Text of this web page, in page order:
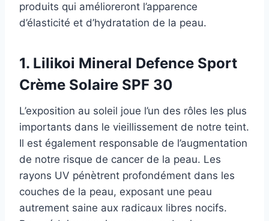
produits qui amélioreront l’apparence
d’élasticité et d’hydratation de la peau.
1. Lilikoi Mineral Defence Sport
Crème Solaire SPF 30
L’exposition au soleil joue l’un des rôles les plus
importants dans le vieillissement de notre teint.
Il est également responsable de l’augmentation
de notre risque de cancer de la peau. Les
rayons UV pénètrent profondément dans les
couches de la peau, exposant une peau
autrement saine aux radicaux libres nocifs.